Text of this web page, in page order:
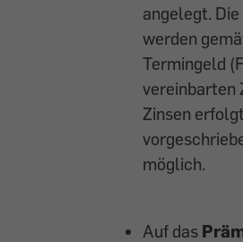
angelegt.
werden
Termingeld
vereinbarten
Zinsen
möglich.
Auf das